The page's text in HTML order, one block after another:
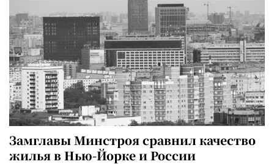
Замглавы Минстроя сравнил качество
жилья в Нью-Йорке и России